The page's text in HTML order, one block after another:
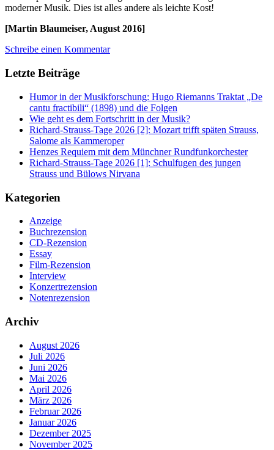
moderner Musik. Dies ist alles andere als leichte Kost!
[Martin Blaumeiser, August 2016]
Schreibe einen Kommentar
Letzte Beiträge
Humor in der Musikforschung: Hugo Riemanns Traktat „De
cantu fractibili“ (1898) und die Folgen
Wie geht es dem Fortschritt in der Musik?
Richard-Strauss-Tage 2026 [2]: Mozart trifft späten Strauss,
Salome als Kammeroper
Henzes Requiem mit dem Münchner Rundfunkorchester
Richard-Strauss-Tage 2026 [1]: Schulfugen des jungen
Strauss und Bülows Nirvana
Kategorien
Anzeige
Buchrezension
CD-Rezension
Essay
Film-Rezension
Interview
Konzertrezension
Notenrezension
Archiv
August 2026
Juli 2026
Juni 2026
Mai 2026
April 2026
März 2026
Februar 2026
Januar 2026
Dezember 2025
November 2025